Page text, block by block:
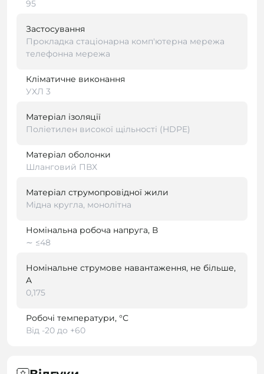
95
Застосування
Прокладка стаціонарна комп'ютерна мережа
телефонна мережа
Кліматичне виконання
УХЛ 3
Матеріал ізоляції
Поліетилен високої щільності (HDPE)
Матеріал оболонки
Шланговий ПВХ
Матеріал струмопровідної жили
Мідна кругла, монолітна
Номінальна робоча напруга, В
∼ ≤48
Номінальне струмове навантаження, не більше,
A
0,175
Робочі температури, °С
Від -20 до +60